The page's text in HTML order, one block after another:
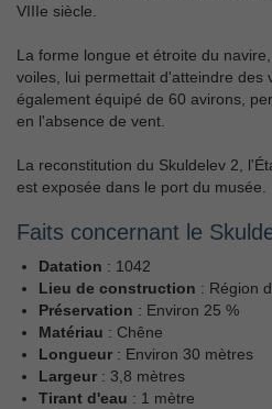
VIIIe siècle.
La forme longue et étroite du
voiles, lui permettait d'atteindre des
également équipé de 60 avirons,
en l'absence de vent.
La reconstitution du Skuldelev 2,
est exposée dans le port du musée.
Faits concernant le
Datation : 1042
Lieu de construction : Région
Préservation : Environ 25 %
Matériau : Chêne
Longueur : Environ 30 mètres
Largeur : 3,8 mètres
Tirant d'eau : 1 mètre